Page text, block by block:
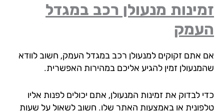
מנעולן רכבבמגדל
אתם זקוקים למנעולן רכב במגדל העמק, חשוב לוודא
זמין להגיע אליכם במהירות האפשרית.
לבדוק את זמינות המנעולן, אתם יכולים לפנות אליו
או באמצעות האתר שלו. חשוב לשאול על שעות